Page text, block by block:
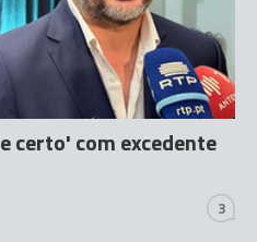
certo' com excedente
3